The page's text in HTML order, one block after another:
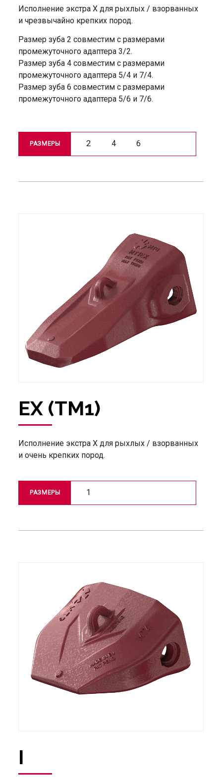
Исполнение экстра X для рыхлых / взорванных
и чрезвычайно крепких пород.
Размер зуба 2 совместим с размерами
промежуточного адаптера 3/2.
Размер зуба 4 совместим с размерами
промежуточного адаптера 5/4 и 7/4.
Размер зуба 6 совместим с размерами
промежуточного адаптера 5/6 и 7/6.
РАЗМЕРЫ 2 4 6
EX (TM1)
Исполнение экстра X для рыхлых / взорванных
и очень крепких пород.
РАЗМЕРЫ 1
I